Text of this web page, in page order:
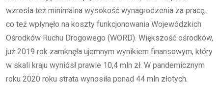
wzrosła też minimalna wysokość wynagrodzenia za pracę,
co też wpłynęło na koszty funkcjonowania Wojewódzkich
Ośrodków Ruchu Drogowego (WORD). Większość ośrodków,
już 2019 rok zamknęła ujemnym wynikiem finansowym, który
w skali kraju wyniósł prawie 10,4 mln zł. W pandemicznym
roku 2020 roku strata wynosiła ponad 44 mln złotych.